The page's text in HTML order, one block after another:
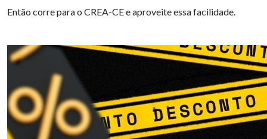
Então corre para o CREA-CE e aproveite essa facilidade.